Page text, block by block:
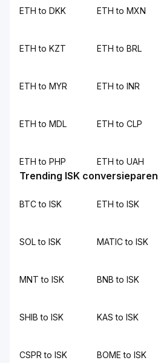
ETH to DKK ETH to MXN
ETH to KZT ETH to BRL
ETH to MYR ETH to INR
ETH to MDL ETH to CLP
ETH to PHP ETH to UAH
Trending ISK conversieparen
BTC to ISK ETH to ISK
SOL to ISK MATIC to ISK
MNT to ISK BNB to ISK
SHIB to ISK KAS to ISK
CSPR to ISK BOME to ISK